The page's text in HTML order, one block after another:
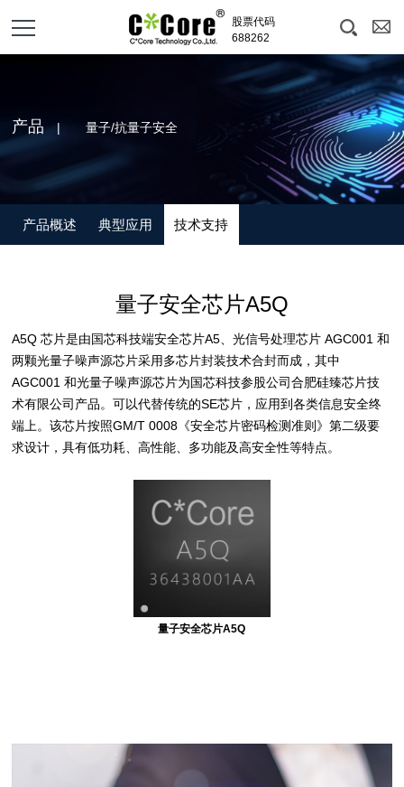
股票代码
688262
产品| 量子/抗量子安全
产品概述 典型应用 技术支持
量子安全芯片A5Q
A5Q 芯片是由国芯科技端安全芯片A5、光信号处理芯片 AGC001 和
两颗光量子噪声源芯片采用多芯片封装技术合封而成，其中
AGC001 和光量子噪声源芯片为国芯科技参股公司合肥硅臻芯片技
术有限公司产品。可以代替传统的SE芯片，应用到各类信息安全终
端上。该芯片按照GM/T 0008《安全芯片密码检测准则》第二级要
求设计，具有低功耗、高性能、多功能及高安全性等特点。
量子安全芯片A5Q